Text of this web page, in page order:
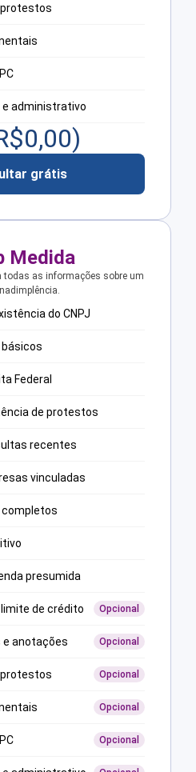
administrativo
0,00)
grátis
Medida
todas as informações sobre um
do CNPJ
Federal
de protestos
recentes
vinculadas
completos
presumida
de crédito Opcional
e anotações Opcional
Opcional
Opcional
Opcional